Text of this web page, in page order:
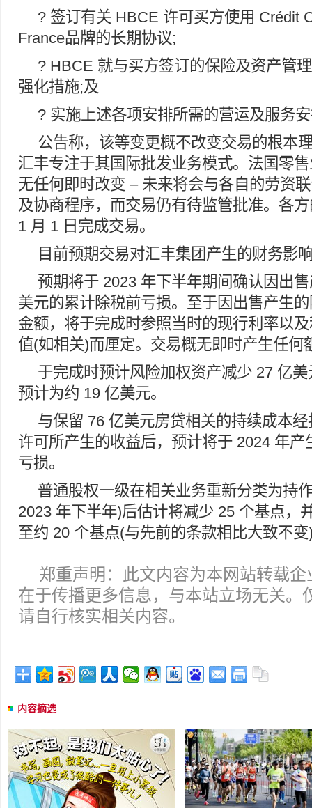
? 签订有关 HBCE 许可买方使用 Crédit
France品牌的长期协议;
? HBCE 就与买方签订的保险及资产管
强化措施;及
? 实施上述各项安排所需的营运及服务
公告称，该等变更概不改变交易的根本
汇丰专注于其国际批发业务模式。法国零
无任何即时改变 – 未来将会与各自的劳资
及协商程序，而交易仍有待监管批准。各
1 月 1 日完成交易。
目前预期交易对汇丰集团产生的财务影
预期将于 2023 年下半年期间确认因出
美元的累计除税前亏损。至于因出售产生
金额，将于完成时参照当时的现行利率以
值(如相关)而厘定。交易概无即时产生任何
于完成时预计风险加权资产减少 27 亿
预计为约 19 亿美元。
与保留 76 亿美元房贷相关的持续成本
许可所产生的收益后，预计将于 2024 年产
亏损。
普通股权一级在相关业务重新分类为持
2023 年下半年)后估计将减少 25 个基点，
至约 20 个基点(与先前的条款相比大致不变
郑重声明：此文内容为本网站转载
在于传播更多信息，与本站立场无关。
请自行核实相关内容。
内容摘选